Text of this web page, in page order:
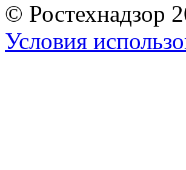
© Ростехнадзор
Условия